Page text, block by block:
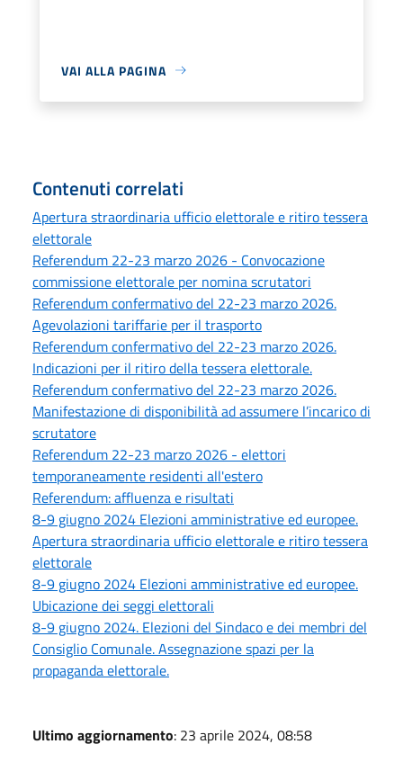
VAI ALLA PAGINA
Contenuti correlati
Apertura straordinaria ufficio elettorale e ritiro tessera
elettorale
Referendum 22-23 marzo 2026 - Convocazione
commissione elettorale per nomina scrutatori
Referendum confermativo del 22-23 marzo 2026.
Agevolazioni tariffarie per il trasporto
Referendum confermativo del 22-23 marzo 2026.
Indicazioni per il ritiro della tessera elettorale.
Referendum confermativo del 22-23 marzo 2026.
Manifestazione di disponibilità ad assumere l’incarico di
scrutatore
Referendum 22-23 marzo 2026 - elettori
temporaneamente residenti all'estero
Referendum: affluenza e risultati
8-9 giugno 2024 Elezioni amministrative ed europee.
Apertura straordinaria ufficio elettorale e ritiro tessera
elettorale
8-9 giugno 2024 Elezioni amministrative ed europee.
Ubicazione dei seggi elettorali
8-9 giugno 2024. Elezioni del Sindaco e dei membri del
Consiglio Comunale. Assegnazione spazi per la
propaganda elettorale.
Ultimo aggiornamento: 23 aprile 2024, 08:58